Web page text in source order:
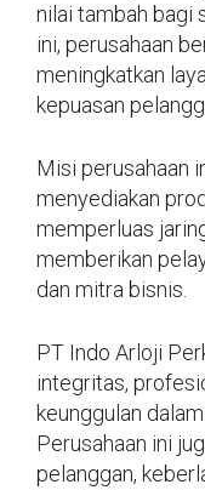
nilai tambah bagi
ini, perusahaan
meningkatkan
kepuasan
Misi perusahaan
menyediakan
memperluas
memberikan
dan mitra bisnis.
PT Indo Arloji
integritas,
keunggulan
Perusahaan ini
pelanggan,